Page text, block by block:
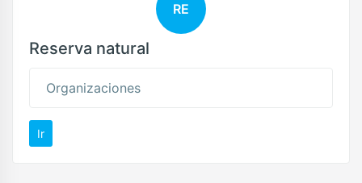
RE
Reserva natural
Organizaciones
Ir